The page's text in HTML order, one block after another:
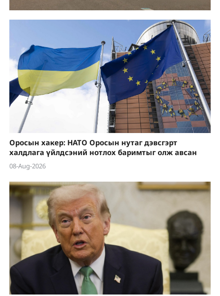
Оросын хакер: НАТО Оросын нутаг дэвсгэрт
халдлага үйлдсэний нотлох баримтыг олж авсан
08-Aug-2026